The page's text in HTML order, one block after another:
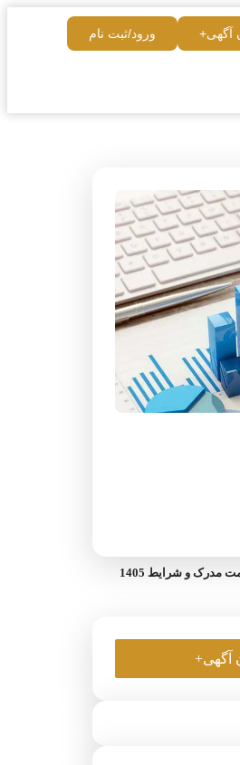
آگهی+ ورود/ثبت نام
مدرک و شرایط 1405
آگهی+